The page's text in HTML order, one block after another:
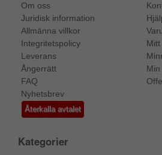
Om oss
Juridisk information
Allmänna villkor
Integritetspolicy
Leverans
Ångerrätt
FAQ
Nyhetsbrev
Återkalla avtalet
Kategorier